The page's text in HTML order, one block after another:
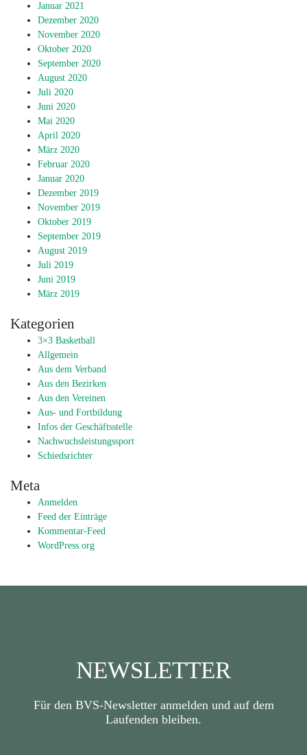
Januar 2021
Dezember 2020
November 2020
Oktober 2020
September 2020
August 2020
Juli 2020
Juni 2020
Mai 2020
April 2020
März 2020
Februar 2020
Januar 2020
Dezember 2019
November 2019
Oktober 2019
September 2019
August 2019
Juli 2019
Juni 2019
März 2019
Kategorien
3×3 Basketball
Allgemein
Aus dem Verband
Aus den Bezirken
Aus den Vereinen
Aus- und Fortbildung
Infos der Geschäftsstelle
Nachwuchsleistungssport
Schiedsrichter
Meta
Anmelden
Feed der Einträge
Kommentar-Feed
WordPress.org
NEWSLETTER
Für den BVS-Newsletter anmelden und auf dem
Laufenden bleiben.